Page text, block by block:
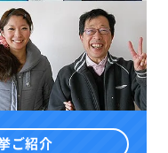
ご紹介